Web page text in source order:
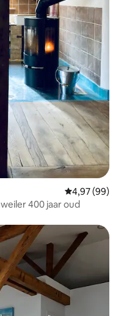
Gemiddelde
4,97 (99)
400 jaar oud